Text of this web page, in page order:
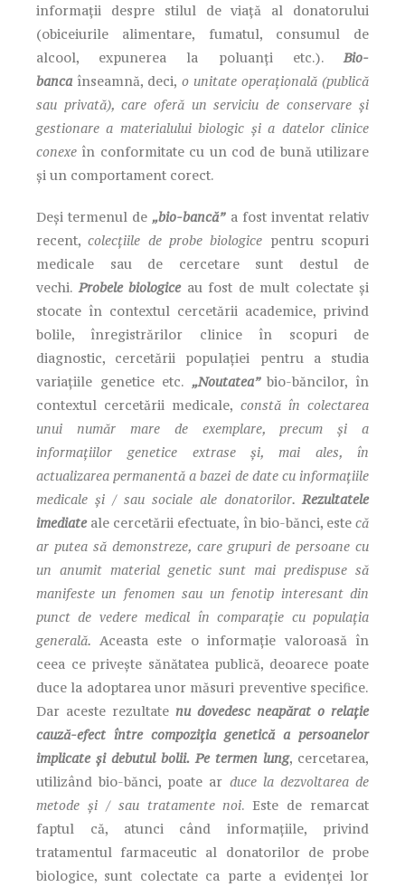
informații despre stilul de viață al donatorului
(obiceiurile alimentare, fumatul, consumul de
alcool, expunerea la poluanți etc.). Bio-
banca înseamnă, deci, o unitate operațională (publică
sau privată), care oferă un serviciu de conservare și
gestionare a materialului biologic și a datelor clinice
conexe în conformitate cu un cod de bună utilizare
și un comportament corect.
Deși termenul de „bio-bancă”a fost inventat relativ
recent,colecțiile de probe biologice pentru scopuri
medicale sau de cercetare sunt destul de
vechi. Probele biologiceau fost de mult colectate și
stocate în contextul cercetării academice, privind
bolile, înregistrărilor clinice în scopuri de
diagnostic, cercetării populației pentru a studia
variațiile genetice etc. „Noutatea”bio-băncilor, în
contextul cercetării medicale, constă în colectarea
unui număr mare de exemplare, precum și a
informațiilor genetice extrase și, mai ales, în
actualizarea permanentă a bazei de date cu informațiile
medicale și / sau sociale ale donatorilor. Rezultatele
imediateale cercetării efectuate, în bio-bănci, este că
ar putea să demonstreze, care grupuri de persoane cu
un anumit material genetic sunt mai predispuse să
manifeste un fenomen sau un fenotip interesant din
punct de vedere medical în comparație cu populația
generală. Aceasta este o informație valoroasă în
ceea ce privește sănătatea publică, deoarece poate
duce la adoptarea unor măsuri preventive specifice.
Dar aceste rezultate nu dovedesc neapărat o relație
cauză-efect între compoziția genetică a persoanelor
implicate și debutul bolii. Pe termen lung, cercetarea,
utilizând bio-bănci, poate ar duce la dezvoltarea de
metode și / sau tratamente noi. Este de remarcat
faptul că, atunci când informațiile, privind
tratamentul farmaceutic al donatorilor de probe
biologice, sunt colectate ca parte a evidenței lor